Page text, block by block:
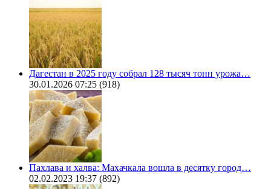
Дагестан в 2025 году собрал 128 тысяч тонн урожа…
30.01.2026 07:25 (918)
Пахлава и халва: Махачкала вошла в десятку город…
02.02.2023 19:37 (892)